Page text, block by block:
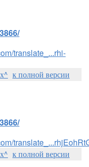
translate_...rhi-
к полной версии
к полной версии